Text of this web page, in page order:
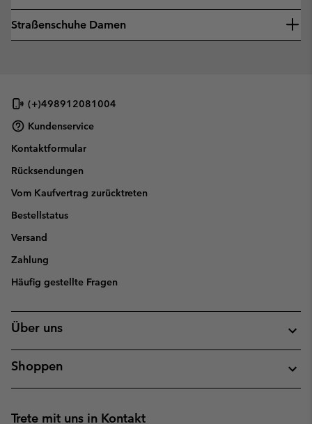
Straßenschuhe Damen
(+)498912081004
Kundenservice
Kontaktformular
Rücksendungen
Vom Kaufvertrag zurücktreten
Bestellstatus
Versand
Zahlung
Häufig gestellte Fragen
Über uns
Shoppen
Trete mit uns in Kontakt